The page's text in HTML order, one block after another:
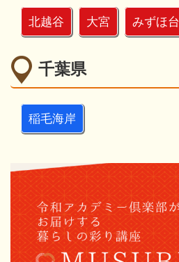
北越谷 大宮 みずほ台
千葉県
稲毛海岸